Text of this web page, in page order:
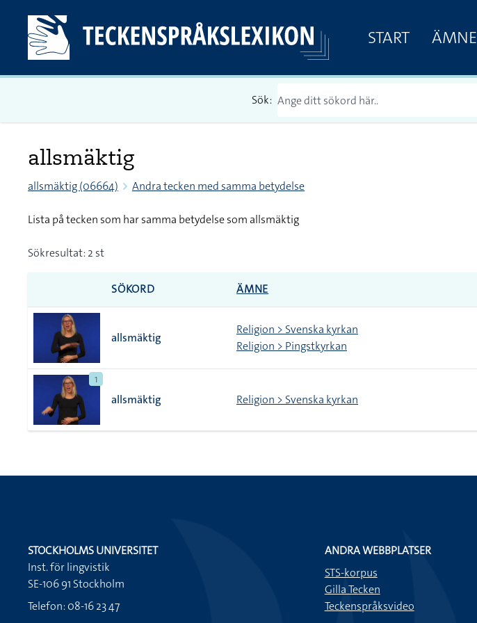
START ÄMNE
Sök:
allsmäktig
allsmäktig (06664) Andra tecken med samma betydelse
Lista på tecken som har samma betydelse som allsmäktig
Sökresultat: 2 st
SÖKORD ÄMNE
allsmäktig
Religion > Svenska kyrkan
Religion > Pingstkyrkan
1
allsmäktig Religion > Svenska kyrkan
STOCKHOLMS UNIVERSITET
Inst. för lingvistik
SE-106 91 Stockholm
Telefon: 08-16 23 47
ANDRA WEBBPLATSER
STS-korpus
Gilla Tecken
Teckenspråksvideo